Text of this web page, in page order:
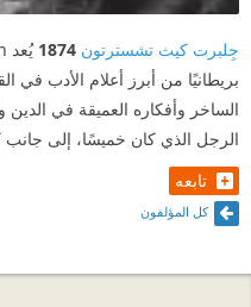
جِلبرت كيث تشسترتون 1874
بريطانيًا من أبرز أعلام الأدب في
الساخر وأفكاره العميقة في
الرجل الذي كان خميسًا، إلى جانب
تابعه
كل المؤلفون